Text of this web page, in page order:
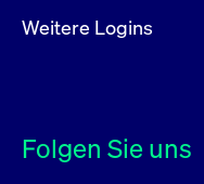
Weitere Logins
Folgen Sie uns